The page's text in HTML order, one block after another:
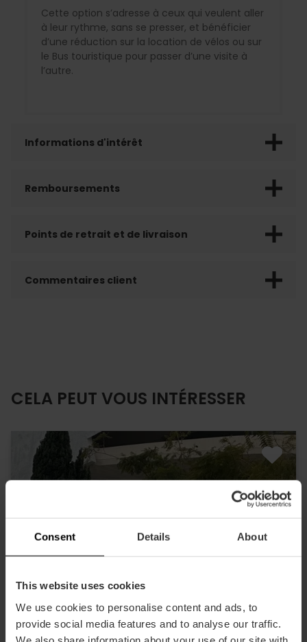
Consent Details About
This website uses cookies
We use cookies to personalise content and ads, to
provide social media features and to analyse our traffic.
Cette option s’adresse à ceux qui veulent aller
à leur rythme, sans se presser, et bénéficier
d’une réduction sur la location de vélos ou sur
le Bus touristique pour passer d’une visite à
l’autre.
Informations d'intérêt
Remboursements
Points de retrait et de livraison
Commentaires client
CELA PEUT VOUS INTÉRESSER